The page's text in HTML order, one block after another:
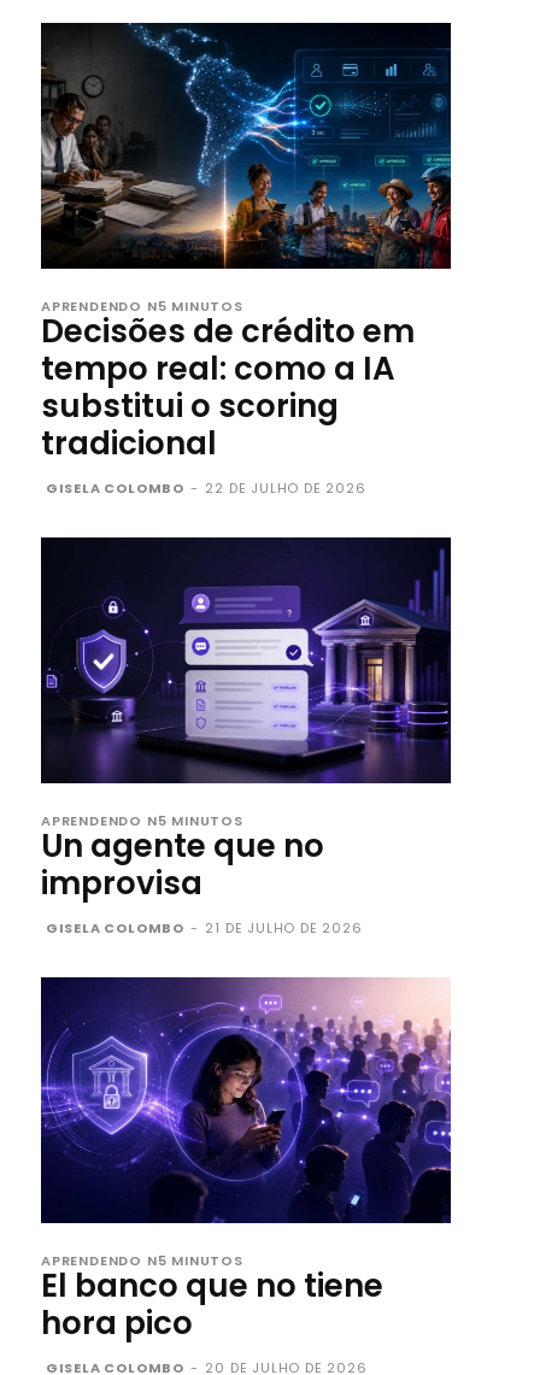
APRENDENDO N5 MINUTOS
Decisões de crédito em
tempo real: como a IA
substitui o scoring
tradicional
GISELA COLOMBO - 22 DE JULHO DE 2026
APRENDENDO N5 MINUTOS
Un agente que no
improvisa
GISELA COLOMBO - 21 DE JULHO DE 2026
APRENDENDO N5 MINUTOS
El banco que no tiene
hora pico
GISELA COLOMBO - 20 DE JULHO DE 2026